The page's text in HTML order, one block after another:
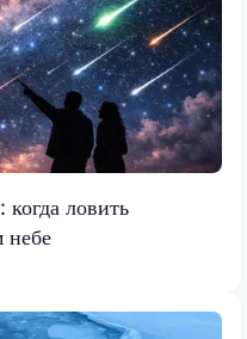
когда ловить
небе